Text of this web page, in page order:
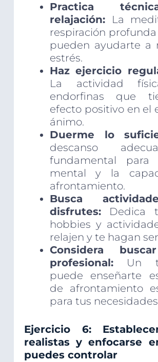
Practica
relajación:La
respiración
pueden ayudarte a
estrés.
Haz ejercicio
La actividad
endorfinas que
efecto positivo en el
ánimo.
Duerme lo
descanso
fundamental para
mental y la
afrontamiento.
Busca
disfrutes:Dedica
hobbies y
relajen y te hagan
Considera
profesional:Un
puede enseñarte
de afrontamiento
para tus
Ejercicio 6:
realistas y enfocarse
puedes controlar